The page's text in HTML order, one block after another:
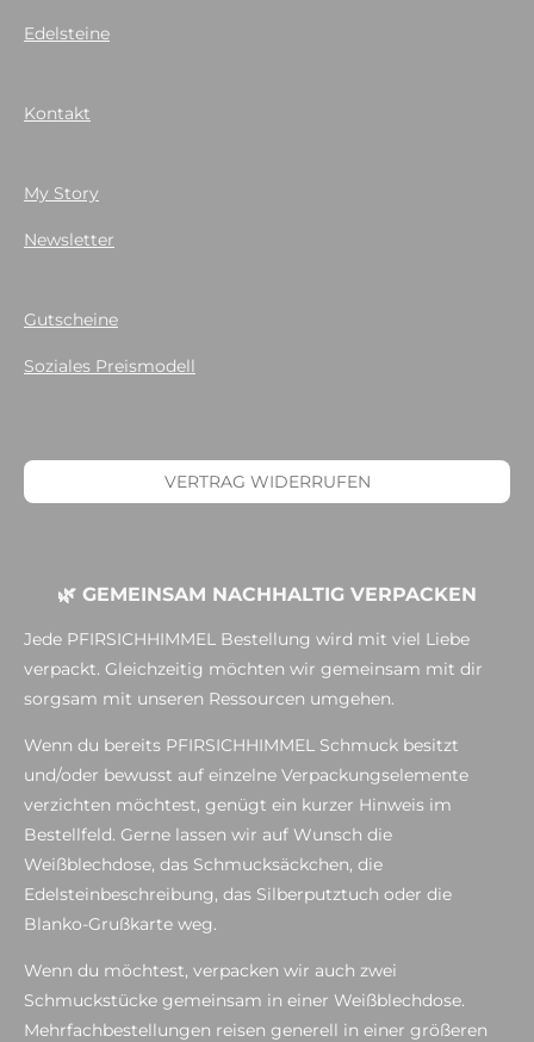
Edelsteine
Kontakt
My Story
Newsletter
Gutscheine
Soziales Preismodell
VERTRAG WIDERRUFEN
🌿 GEMEINSAM NACHHALTIG VERPACKEN
Jede PFIRSICHHIMMEL Bestellung wird mit viel Liebe
verpackt. Gleichzeitig möchten wir gemeinsam mit dir
sorgsam mit unseren Ressourcen umgehen.
Wenn du bereits PFIRSICHHIMMEL Schmuck besitzt
und/oder bewusst auf einzelne Verpackungselemente
verzichten möchtest, genügt ein kurzer Hinweis im
Bestellfeld. Gerne lassen wir auf Wunsch die
Weißblechdose, das Schmucksäckchen, die
Edelsteinbeschreibung, das Silberputztuch oder die
Blanko-Grußkarte weg.
Wenn du möchtest, verpacken wir auch zwei
Schmuckstücke gemeinsam in einer Weißblechdose.
Mehrfachbestellungen reisen generell in einer größeren